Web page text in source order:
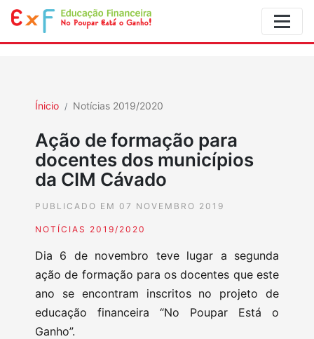
Ínicio Notícias 2019/2020
Ação de formação para
docentes dos municípios
da CIM Cávado
PUBLICADO EM 07 NOVEMBRO 2019
NOTÍCIAS 2019/2020
Dia 6 de novembro teve lugar a segunda
ação de formação para os docentes que este
ano se encontram inscritos no projeto de
educação financeira “No Poupar Está o
Ganho”.